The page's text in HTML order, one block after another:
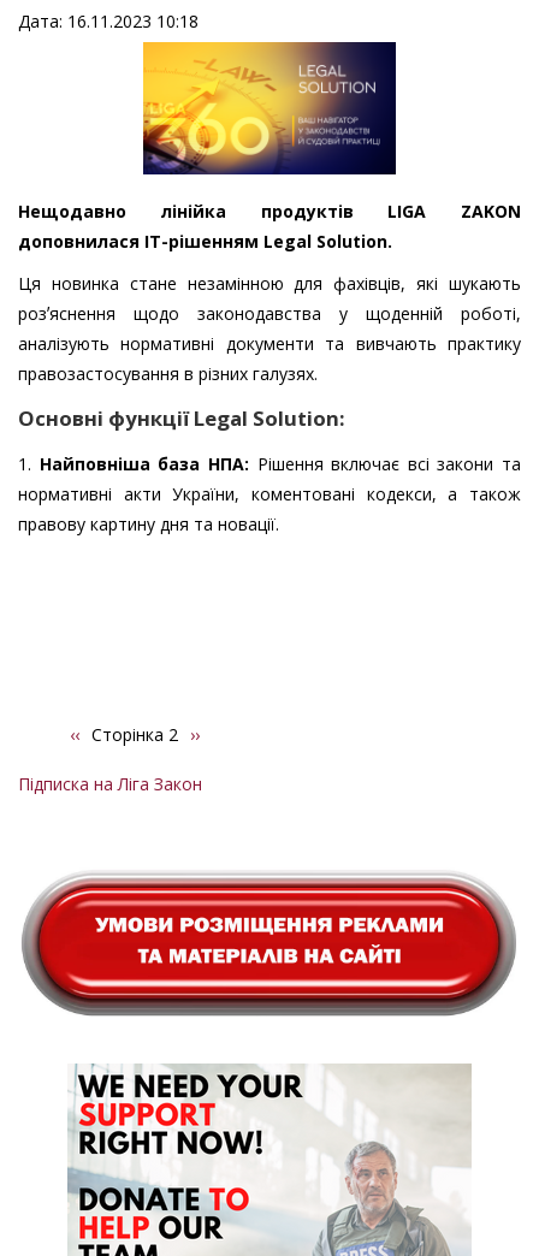
Дата: 16.11.2023 10:18
Нещодавно лінійка продуктів LIGA ZAKON
доповнилася ІТ-рішенням Legal Solution.
Ця новинка стане незамінною для фахівців, які шукають
розʼяснення щодо законодавства у щоденній роботі,
аналізують нормативні документи та вивчають практику
правозастосування в різних галузях.
Основні функції Legal Solution:
1. Найповніша база НПА: Рішення включає всі закони та
нормативні акти України, коментовані кодекси, а також
правову картину дня та новації.
Розбивка
сторінки
Попередня
‹‹ Сторінка 2 Наступна
››
Підписка на Ліга Закон